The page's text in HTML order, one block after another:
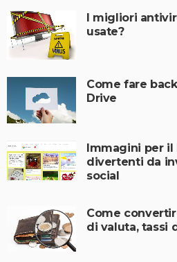
I migliori
usate?
Come fare
Drive
Immagini per il
divertenti da
social
Come
di valuta, tassi